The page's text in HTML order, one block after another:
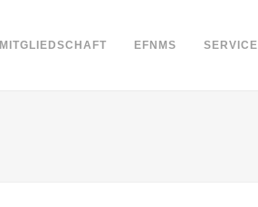
MITGLIEDSCHAFT EFNMS SERVICE